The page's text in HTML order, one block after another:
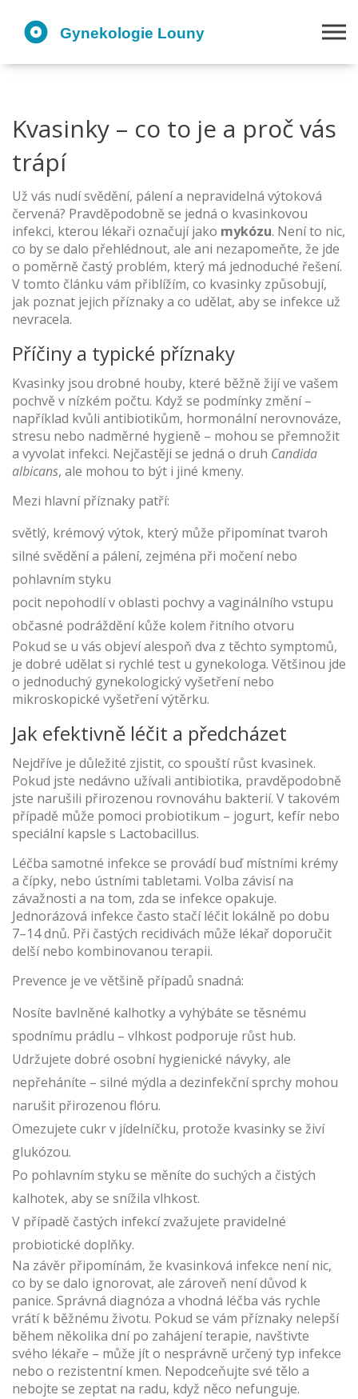
Kvasinky – co to je a proč vás
trápí
Už vás nudí svědění, pálení a nepravidelná výtoková
červená? Pravděpodobně se jedná o kvasinkovou
infekci, kterou lékaři označují jako mykózu. Není to nic,
co by se dalo přehlédnout, ale ani nezapomeňte, že jde
o poměrně častý problém, který má jednoduché řešení.
V tomto článku vám přiblížím, co kvasinky způsobují,
jak poznat jejich příznaky a co udělat, aby se infekce už
nevracela.
Příčiny a typické příznaky
Kvasinky jsou drobné houby, které běžně žijí ve vašem
pochvě v nízkém počtu. Když se podmínky změní –
například kvůli antibiotikům, hormonální nerovnováze,
stresu nebo nadměrné hygieně – mohou se přemnožit
a vyvolat infekci. Nejčastěji se jedná o druh Candida
albicans, ale mohou to být i jiné kmeny.
Mezi hlavní příznaky patří:
světlý, krémový výtok, který může připomínat tvaroh
silné svědění a pálení, zejména při močení nebo
pohlavním styku
pocit nepohodlí v oblasti pochvy a vaginálního vstupu
občasné podráždění kůže kolem řitního otvoru
Pokud se u vás objeví alespoň dva z těchto symptomů,
je dobré udělat si rychlé test u gynekologa. Většinou jde
o jednoduchý gynekologický vyšetření nebo
mikroskopické vyšetření výtěrku.
Jak efektivně léčit a předcházet
Nejdříve je důležité zjistit, co spouští růst kvasinek.
Pokud jste nedávno užívali antibiotika, pravděpodobně
jste narušili přirozenou rovnováhu bakterií. V takovém
případě může pomoci probiotikum – jogurt, kefír nebo
speciální kapsle s Lactobacillus.
Léčba samotné infekce se provádí buď místními krémy
a čípky, nebo ústními tabletami. Volba závisí na
závažnosti a na tom, zda se infekce opakuje.
Jednorázová infekce často stačí léčit lokálně po dobu
7–14 dnů. Při častých recidivách může lékař doporučit
delší nebo kombinovanou terapii.
Prevence je ve většině případů snadná:
Nosíte bavlněné kalhotky a vyhýbáte se těsnému
spodnímu prádlu – vlhkost podporuje růst hub.
Udržujete dobré osobní hygienické návyky, ale
nepřeháníte – silné mýdla a dezinfekční sprchy mohou
narušit přirozenou flóru.
Omezujete cukr v jídelníčku, protože kvasinky se živí
glukózou.
Po pohlavním styku se měníte do suchých a čistých
kalhotek, aby se snížila vlhkost.
V případě častých infekcí zvažujete pravidelné
probiotické doplňky.
Na závěr připomínám, že kvasinková infekce není nic,
co by se dalo ignorovat, ale zároveň není důvod k
panice. Správná diagnóza a vhodná léčba vás rychle
vrátí k běžnému životu. Pokud se vám příznaky nelepší
během několika dní po zahájení terapie, navštivte
svého lékaře – může jít o nesprávně určený typ infekce
nebo o rezistentní kmen. Nepodceňujte své tělo a
nebojte se zeptat na radu, když něco nefunguje.